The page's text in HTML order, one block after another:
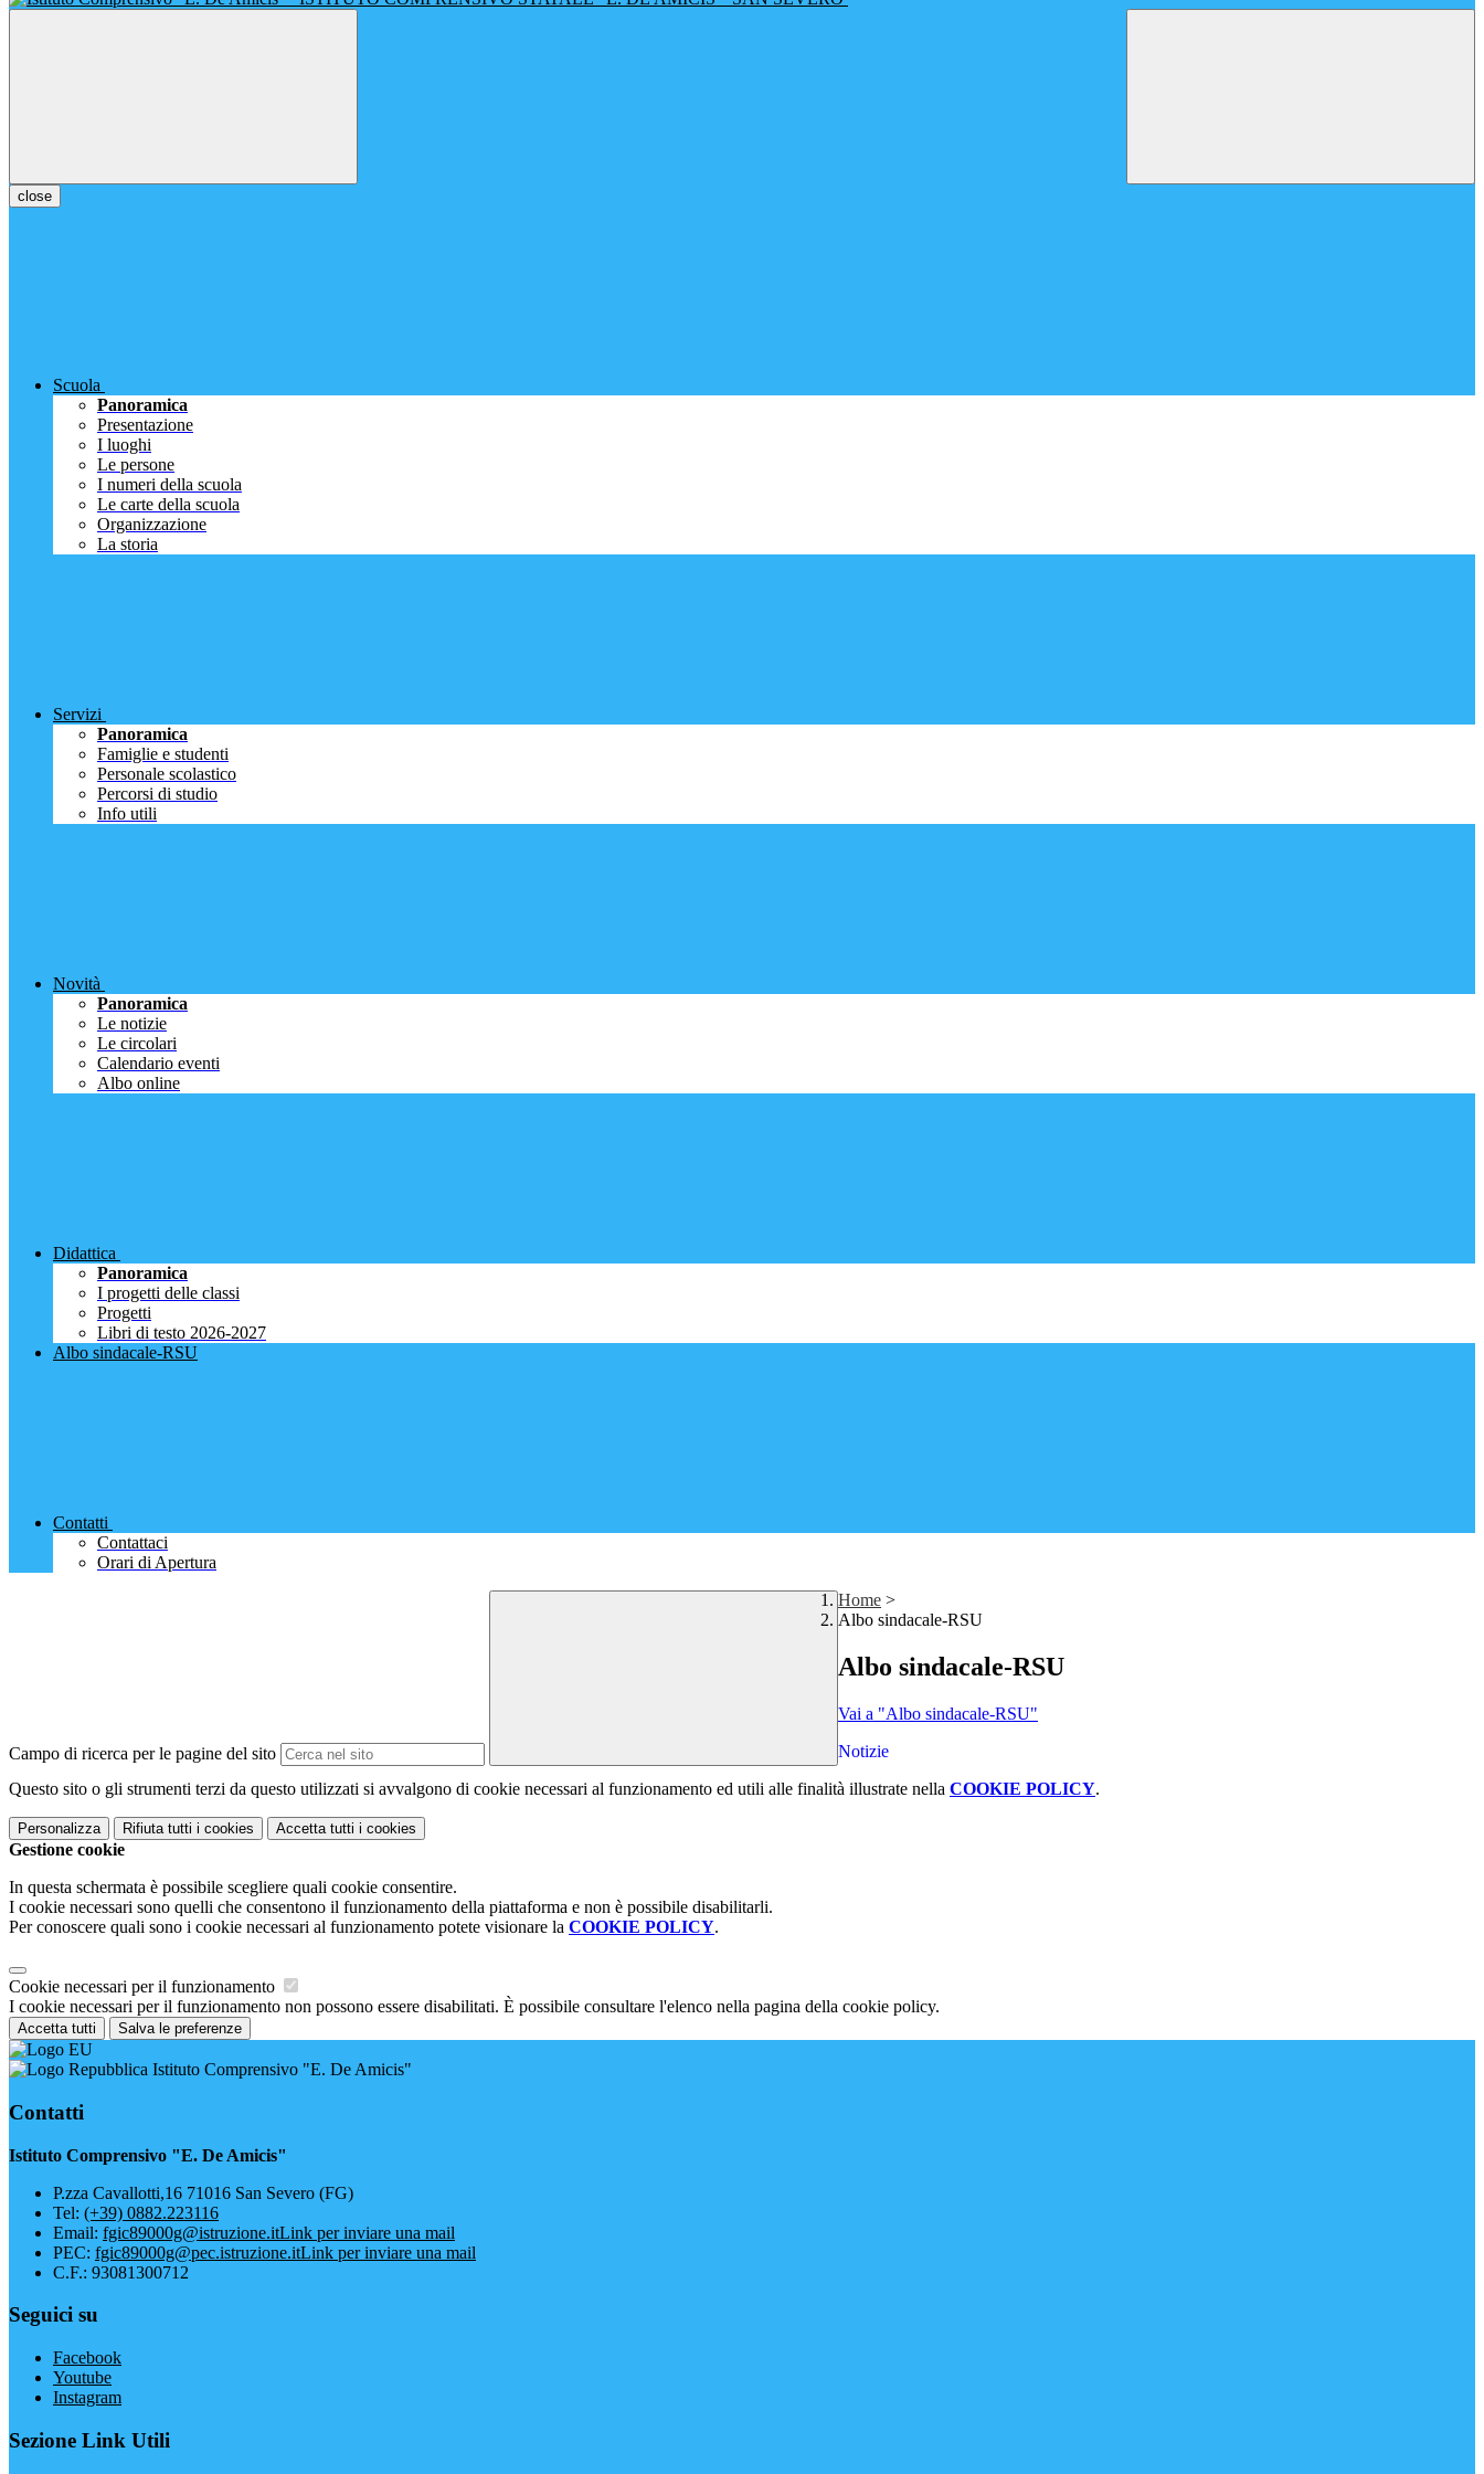
close
Scuola
Panoramica
Presentazione
I luoghi
Le persone
I numeri della scuola
Le carte della scuola
Organizzazione
La storia
Servizi
Panoramica
Famiglie e studenti
Personale scolastico
Percorsi di studio
Info utili
Novità
Panoramica
Le notizie
Le circolari
Calendario eventi
Albo online
Didattica
Panoramica
I progetti delle classi
Progetti
Libri di testo 2026-2027
Albo sindacale-RSU
Contatti
Contattaci
Orari di Apertura
Campo di ricerca per le pagine del sito
Home >
Albo sindacale-RSU
Albo sindacale-RSU
Vai a "Albo sindacale-RSU"
Notizie
Questo sito o gli strumenti terzi da questo utilizzati si avvalgono di cookie necessari al funzionamento ed utili alle finalità illustrate nella COOKIE POLICY.
Personalizza Rifiuta tutti i cookies Accetta tutti i cookies
Gestione cookie
In questa schermata è possibile scegliere quali cookie consentire.
I cookie necessari sono quelli che consentono il funzionamento della piattaforma e non è possibile disabilitarli.
Per conoscere quali sono i cookie necessari al funzionamento potete visionare la COOKIE POLICY.
Cookie necessari per il funzionamento
I cookie necessari per il funzionamento non possono essere disabilitati. È possibile consultare l'elenco nella pagina della cookie policy.
Accetta tutti Salva le preferenze
Istituto Comprensivo "E. De Amicis"
Contatti
Istituto Comprensivo "E. De Amicis"
P.zza Cavallotti,16 71016 San Severo (FG)
Tel: (+39) 0882.223116
Email: fgic89000g@istruzione.itLink per inviare una mail
PEC: fgic89000g@pec.istruzione.itLink per inviare una mail
C.F.: 93081300712
Seguici su
Facebook
Youtube
Instagram
Sezione Link Utili